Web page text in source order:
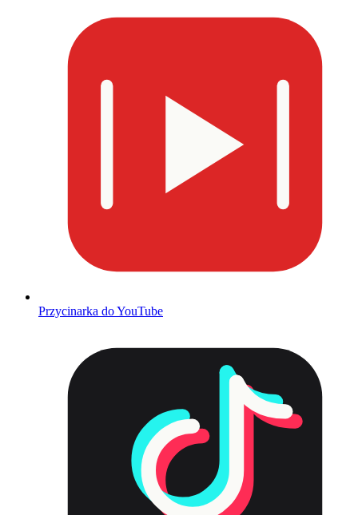
Przycinarka do YouTube